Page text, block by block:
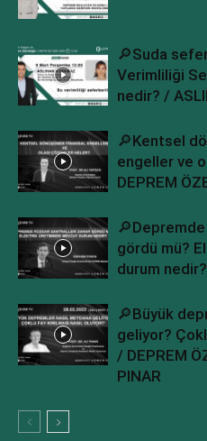
🔎Suda
Verimliliği
nedir? /
🔎Kentsel
engeller ve
DEPREM
gördü mü?
durum
🔎Büyük
geliyor?
/ DEPREM
PINAR